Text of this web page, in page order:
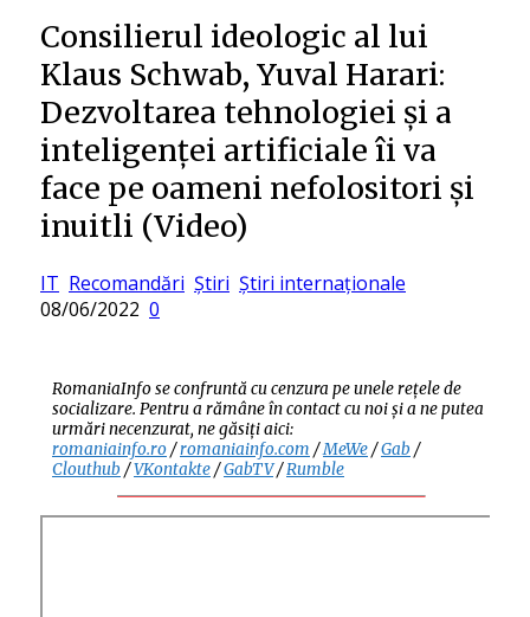
Consilierul ideologic al lui
Klaus Schwab, Yuval Harari:
Dezvoltarea tehnologiei și a
inteligenței artificiale îi va
face pe oameni nefolositori și
inuitli (Video)
IT Recomandări Știri Știri internaționale
08/06/2022 0
RomaniaInfo se confruntă cu cenzura pe unele rețele de
socializare. Pentru a rămâne în contact cu noi și a ne putea
urmări necenzurat, ne găsiți aici:
romaniainfo.ro/romaniainfo.com /MeWe/Gab /
Clouthub /VKontakte/GabTV/Rumble